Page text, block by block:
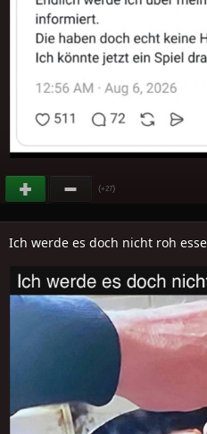
(+27)
Ich werde es doch nicht roh